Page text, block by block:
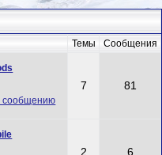
Темы Сообщения
7 81
2 6